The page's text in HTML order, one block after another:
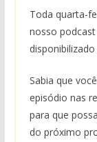
Toda quarta-
nosso
Sabia que
episódio nas
para que
do próximo